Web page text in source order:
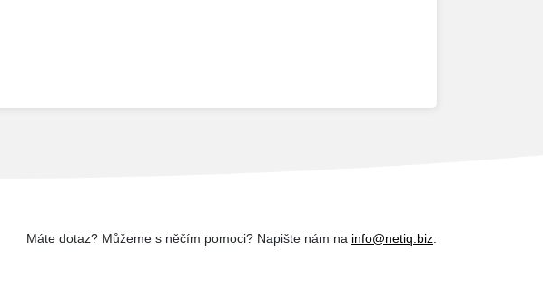
Máte dotaz? Můžeme s něčím pomoci? Napište nám na info@netiq.biz.